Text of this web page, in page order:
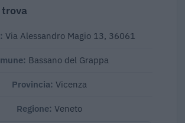
trova
Via Alessandro Magio 13, 36061
Bassano del Grappa
Provincia: Vicenza
Regione: Veneto